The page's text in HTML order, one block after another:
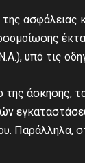
ασφάλειας
υπό τις
άσκησης,
Παράλληλα,